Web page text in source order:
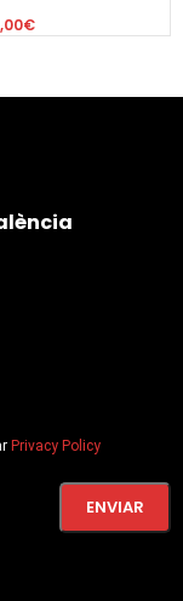
€
Privacy Policy